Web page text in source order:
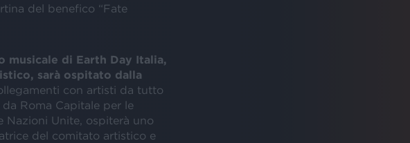
del benefico “Fate
musicale di Earth Day Italia,
sarà ospitato dalla
con artisti da tutto
Roma Capitale per le
Nazioni Unite, ospiterà uno
del comitato artistico e